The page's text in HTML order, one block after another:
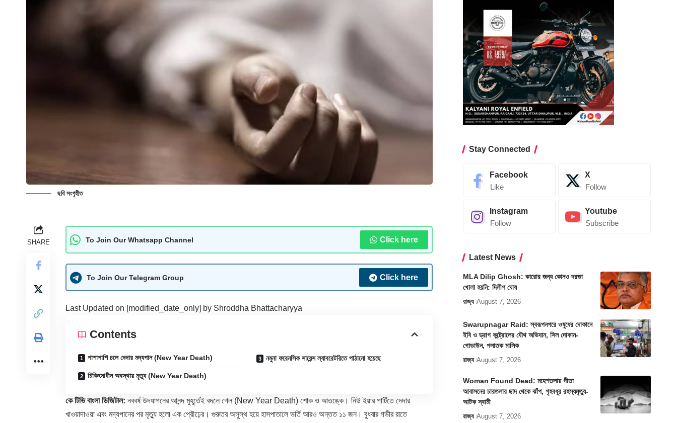
ছবি সংগৃহীত
SHARE To Join Our Whatsapp Channel Click here
To Join Our Telegram Group Click here
Last Updated on [modified_date_only] by Shroddha Bhattacharyya
Contents
পাশাপাশি চলে দেদার মদ্যপান (New Year Death)
চিকিৎসাধীন অবস্থায় মৃত্যু (New Year Death)
নমুনা ফরেনসিক সায়েন্স ল্যাবরেটরিতে পাঠানো হয়েছে
কে টিভি বাংলা ডিজিটাল: নববর্ষ উদযাপনের আনন্দ মুহূর্তেই বদলে গেল (New Year Death) শোক ও আতঙ্কে। নিউ ইয়ার পার্টিতে দেদার
খাওয়াদাওয়া এবং মদ্যপানের পর মৃত্যু হলো এক প্রৌঢ়ের। গুরুতর অসুস্থ হয়ে হাসপাতালে ভর্তি আরও অন্তত ১১ জন। বুধবার গভীর রাতে
Stay Connected
Facebook
Like
X
Follow
Instagram
Follow
Youtube
Subscribe
Latest News
MLA Dilip Ghosh: কারোর জন্য কোনও দরজা
খোলা হয়নি: দিলীপ ঘোষ
রাজ্য August 7, 2026
Swarupnagar Raid: স্বরূপনগরে ওষুধের দোকানে
ইবি ও ড্রাগ কন্ট্রোলের যৌথ অভিযান, সিল দোকান-
গোডাউন, পলাতক মালিক
রাজ্য August 7, 2026
Woman Found Dead: মহেশতলায় গীতা
আবাসনের চারতলার ছাদ থেকে ঝাঁপ, গৃহবধূর রহস্যমৃত্যু-
আটক স্বামী
রাজ্য August 7, 2026